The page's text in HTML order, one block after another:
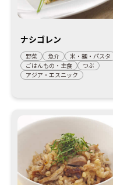
ナシゴレン
野菜 魚介
米・麺・パスタ
ごはんもの・主食
つぶ
アジア・エスニック